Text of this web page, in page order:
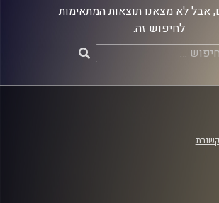
אבל לא מצאנו תוצאות המתאימות
לחיפוש זה.